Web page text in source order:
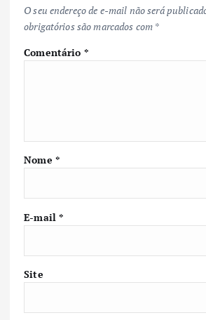
O seu endereço de e-mail não será
obrigatórios são marcados com *
Comentário *
Nome *
E-mail*
Site